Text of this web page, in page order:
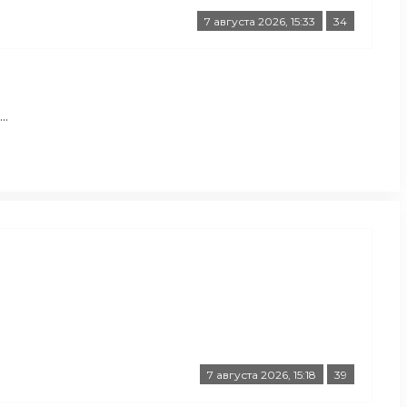
7 августа 2026, 15:33 34
7 августа 2026, 15:18 39